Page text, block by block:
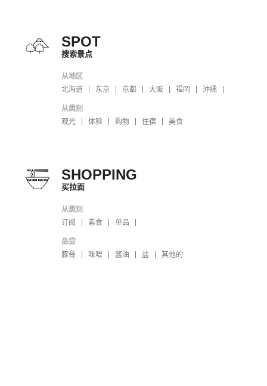
SPOT
搜索景点
从地区
北海道
东京 京都 大阪 福岡 沖縄
从类别
观光
体验 购物 住宿 美食
SHOPPING
买拉面
从类别
订阅
素食 单品
品尝
豚骨
味噌 酱油 盐 其他的